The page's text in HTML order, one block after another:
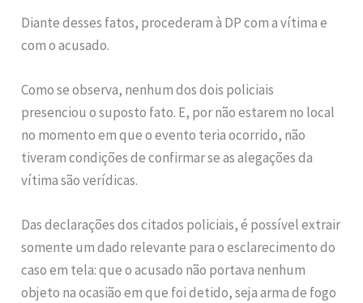
Diante desses fatos, procederam à DP com a vítima e
com o acusado.
Como se observa, nenhum dos dois policiais
presenciou o suposto fato. E, por não estarem no local
no momento em que o evento teria ocorrido, não
tiveram condições de confirmar se as alegações da
vítima são verídicas.
Das declarações dos citados policiais, é possível extrair
somente um dado relevante para o esclarecimento do
caso em tela: que o acusado não portava nenhum
objeto na ocasião em que foi detido, seja arma de fogo